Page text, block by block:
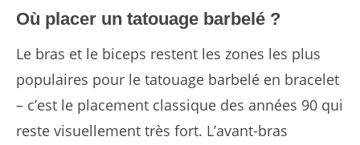
Où placer un tatouage barbelé ?
Le bras et le biceps restent les zones les plus
populaires pour le tatouage barbelé en bracelet
– c’est le placement classique des années 90 qui
reste visuellement très fort. L’avant-bras